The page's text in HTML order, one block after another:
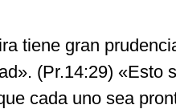
tiene gran
(Pr.14:29) «Esto
cada uno sea